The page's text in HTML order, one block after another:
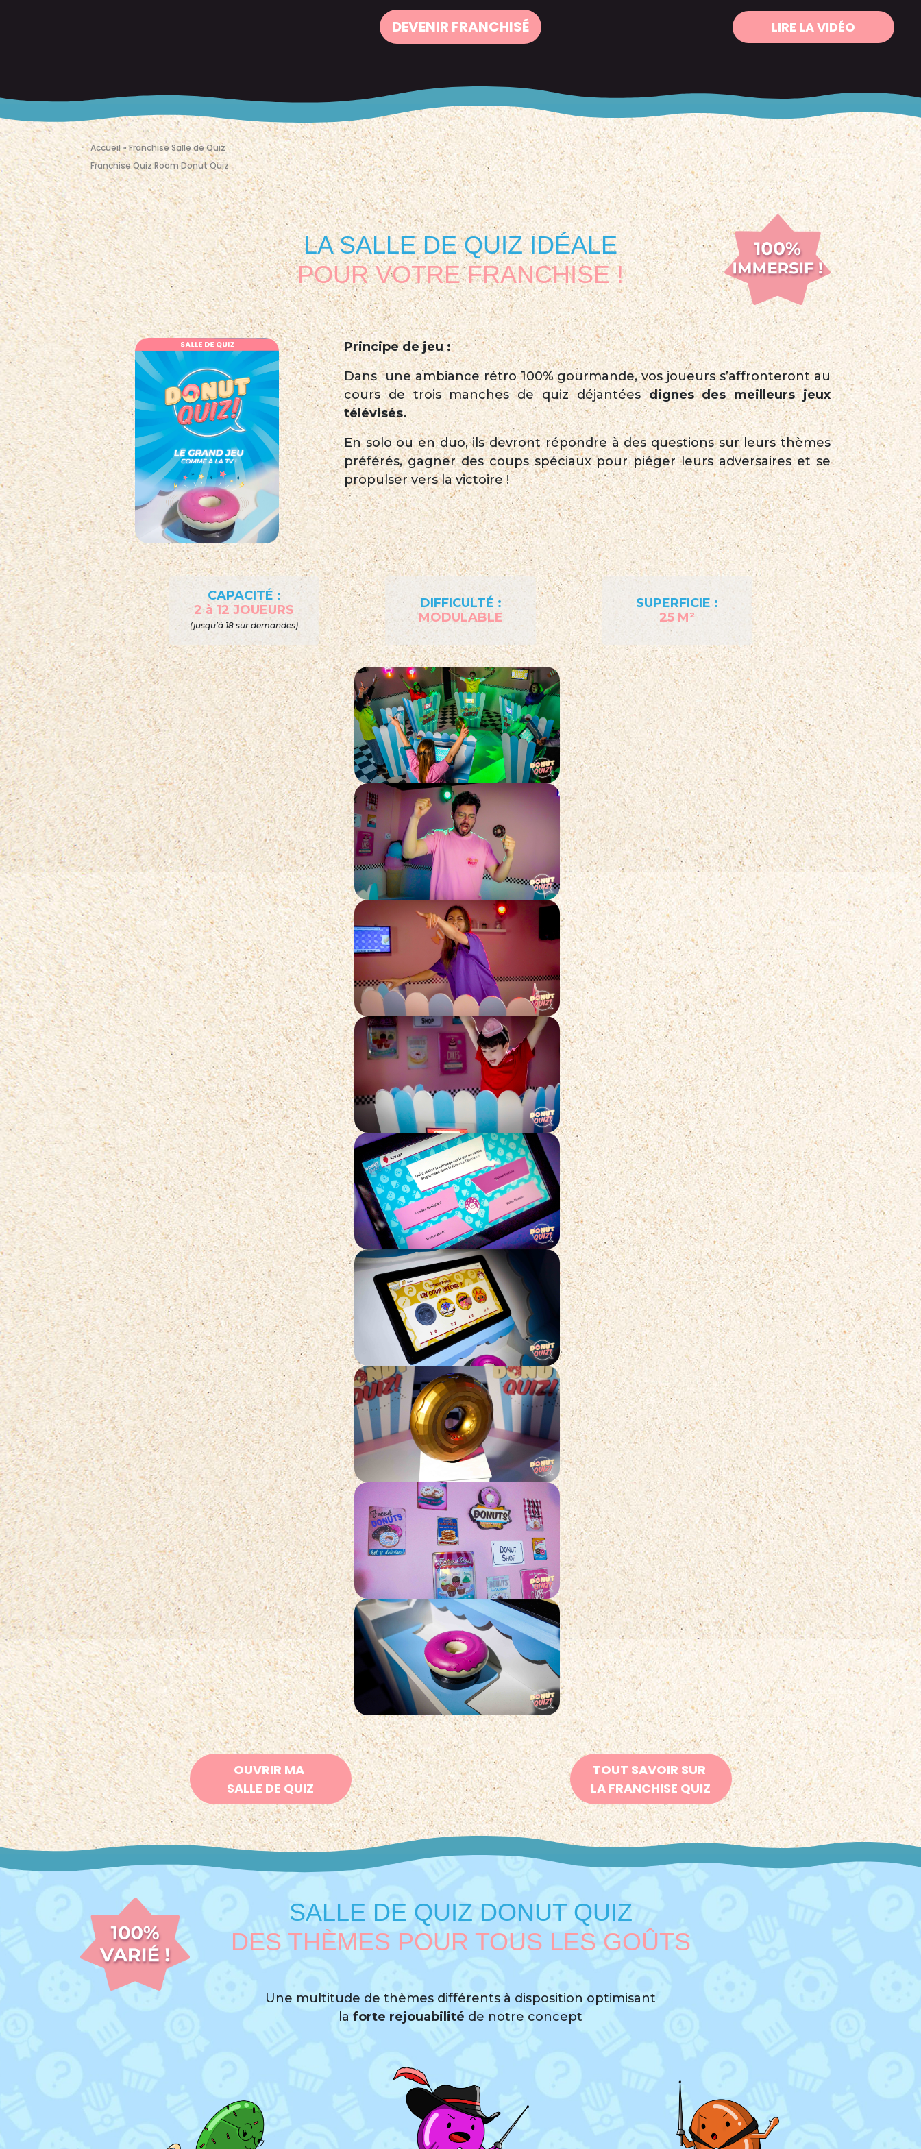
DEVENIR FRANCHISÉ LIRE LA VIDÉO
Accueil»Franchise Salle de Quiz
Franchise Quiz Room Donut Quiz
LA SALLE DE QUIZ IDÉALE
POUR VOTRE FRANCHISE !
Principe de jeu :
Dans une ambiance rétro 100% gourmande, vos joueurs s’affronteront au
cours de trois manches de quiz déjantéesdignes des meilleurs jeux
télévisés.
En solo ou en duo, ils devront répondre à des questions sur leurs thèmes
préférés, gagner des coups spéciaux pour piéger leurs adversaires et se
propulser vers la victoire !
CAPACITÉ :
2 à 12 JOUEURS
(jusqu’à 18 sur demandes)
DIFFICULTÉ :
MODULABLE
SUPERFICIE :
25 M²
OUVRIR MA
SALLE DE QUIZ
TOUT SAVOIR SUR
LA FRANCHISE QUIZ
SALLE DE QUIZ DONUT QUIZ
DES THÈMES POUR TOUS LES GOÛTS
Une multitude de thèmes différents à disposition optimisant
la forte rejouabilité de notre concept